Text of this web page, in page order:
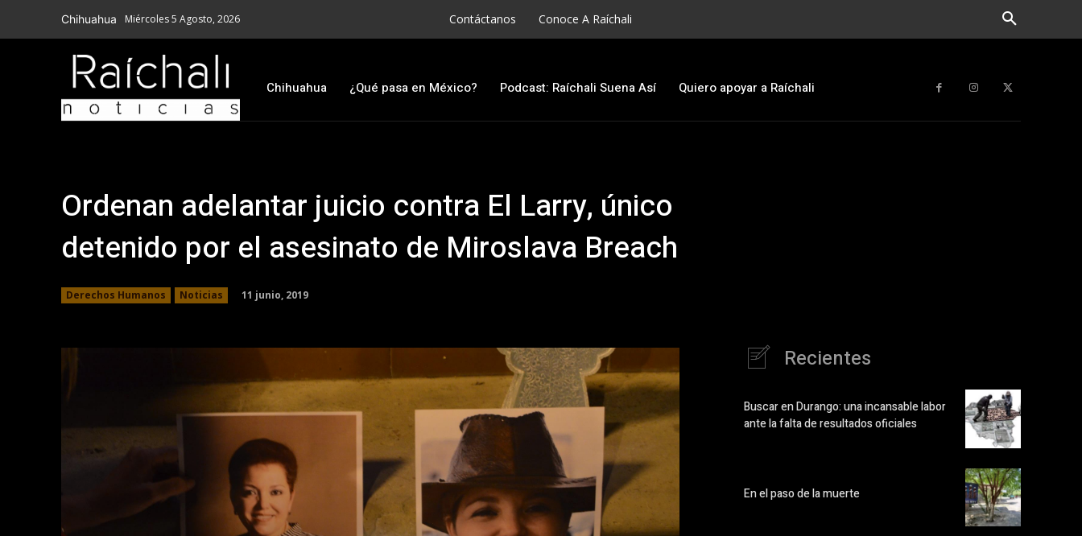
Chihuahua Miércoles 5 Agosto, 2026 Contáctanos Conoce A Raíchali
Chihuahua ¿Qué pasa en México? Podcast: Raíchali Suena Así Quiero apoyar a Raíchali
Ordenan adelantar juicio contra El Larry, único
detenido por el asesinato de Miroslava Breach
Derechos Humanos Noticias 11 junio, 2019
Recientes
Buscar en Durango: una incansable labor
ante la falta de resultados oficiales
En el paso de la muerte